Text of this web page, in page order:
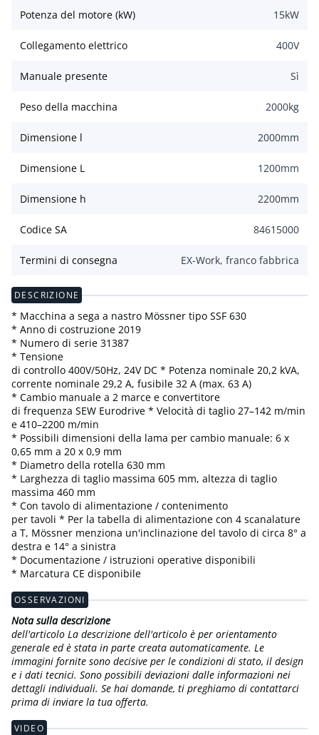
Potenza del motore (kW) 15kW
Collegamento elettrico 400V
Manuale presente Sì
Peso della macchina 2000kg
Dimensione l 2000mm
Dimensione L 1200mm
Dimensione h 2200mm
Codice SA 84615000
Termini di consegna EX-Work, franco fabbrica
DESCRIZIONE
* Macchina a sega a nastro Mössner tipo SSF 630
* Anno di costruzione 2019
* Numero di serie 31387
* Tensione
di controllo 400V/50Hz, 24V DC * Potenza nominale 20,2 kVA,
corrente nominale 29,2 A, fusibile 32 A (max. 63 A)
* Cambio manuale a 2 marce e convertitore
di frequenza SEW Eurodrive * Velocità di taglio 27–142 m/min
e 410–2200 m/min
* Possibili dimensioni della lama per cambio manuale: 6 x
0,65 mm a 20 x 0,9 mm
* Diametro della rotella 630 mm
* Larghezza di taglio massima 605 mm, altezza di taglio
massima 460 mm
* Con tavolo di alimentazione / contenimento
per tavoli * Per la tabella di alimentazione con 4 scanalature
a T, Mössner menziona un'inclinazione del tavolo di circa 8° a
destra e 14° a sinistra
* Documentazione / istruzioni operative disponibili
* Marcatura CE disponibile
OSSERVAZIONI
Nota sulla descrizione
dell'articolo La descrizione dell'articolo è per orientamento
generale ed è stata in parte creata automaticamente. Le
immagini fornite sono decisive per le condizioni di stato, il design
e i dati tecnici. Sono possibili deviazioni dalle informazioni nei
dettagli individuali. Se hai domande, ti preghiamo di contattarci
prima di inviare la tua offerta.
VIDEO